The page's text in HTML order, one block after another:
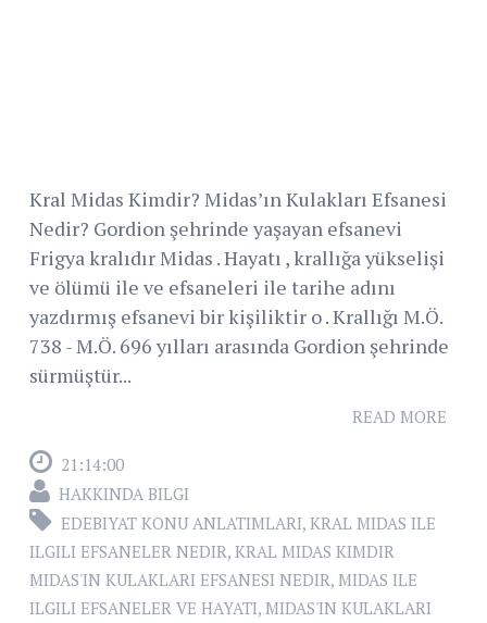
Kral Midas Kimdir? Midas’ın Kulakları Efsanesi
Nedir? Gordion şehrinde yaşayan efsanevi
Frigya kralıdır Midas . Hayatı , krallığa yükselişi
ve ölümü ile ve efsaneleri ile tarihe adını
yazdırmış efsanevi bir kişiliktir o . Krallığı M.Ö.
738 - M.Ö. 696 yılları arasında Gordion şehrinde
sürmüştür...
READ MORE
21:14:00
HAKKINDA BILGI
EDEBIYAT KONU ANLATIMLARI, KRAL MIDAS ILE
ILGILI EFSANELER NEDIR, KRAL MIDAS KIMDIR
MIDAS'IN KULAKLARI EFSANESI NEDIR, MIDAS ILE
ILGILI EFSANELER VE HAYATI, MIDAS'IN KULAKLARI